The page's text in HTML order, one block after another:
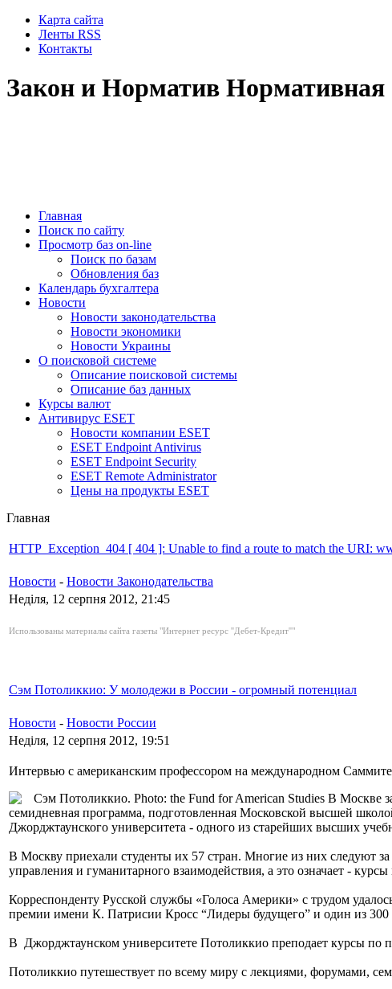
Карта сайта
Ленты RSS
Контакты
Закон и Норматив Нормативная
Главная
Поиск по сайту
Просмотр баз on-line
Поиск по базам
Обновления баз
Календарь бухгалтера
Новости
Новости законодательства
Новости экономики
Новости Украины
О поисковой системе
Описание поисковой системы
Описание баз данных
Курсы валют
Антивирус ESET
Новости компании ESET
ESET Endpoint Antivirus
ESET Endpoint Security
ESET Remote Administrator
Цены на продукты ESET
Главная
HTTP_Exception_404 [ 404 ]: Unable to find a route to match the URI:
Новости - Новости Законодательства
Неділя, 12 серпня 2012, 21:45
Использованы материалы сайта газеты "Интернет ресурс ''Дебет-Кредит''"
Сэм Потоликкио: У молодежи в России - огромный потенциал
Новости - Новости России
Неділя, 12 серпня 2012, 19:51
Интервью с американским профессором на международном
Сэм Потоликкио. Photo: the Fund for American Studies В Москве
семидневная программа, подготовленная Московской высшей
Джорджтаунского университета - одного из старейших высших
В Москву приехали студенты их 57 стран. Многие из них следуют
управления и гуманитарного взаимодействия, а это означает -
Корреспонденту Русской службы «Голоса Америки» с трудом
премии имени К. Патрисии Кросс “Лидеры будущего” и один из
В Джорджтаунском университете Потоликкио преподает курсы по
Потоликкио путешествует по всему миру с лекциями, форумами,